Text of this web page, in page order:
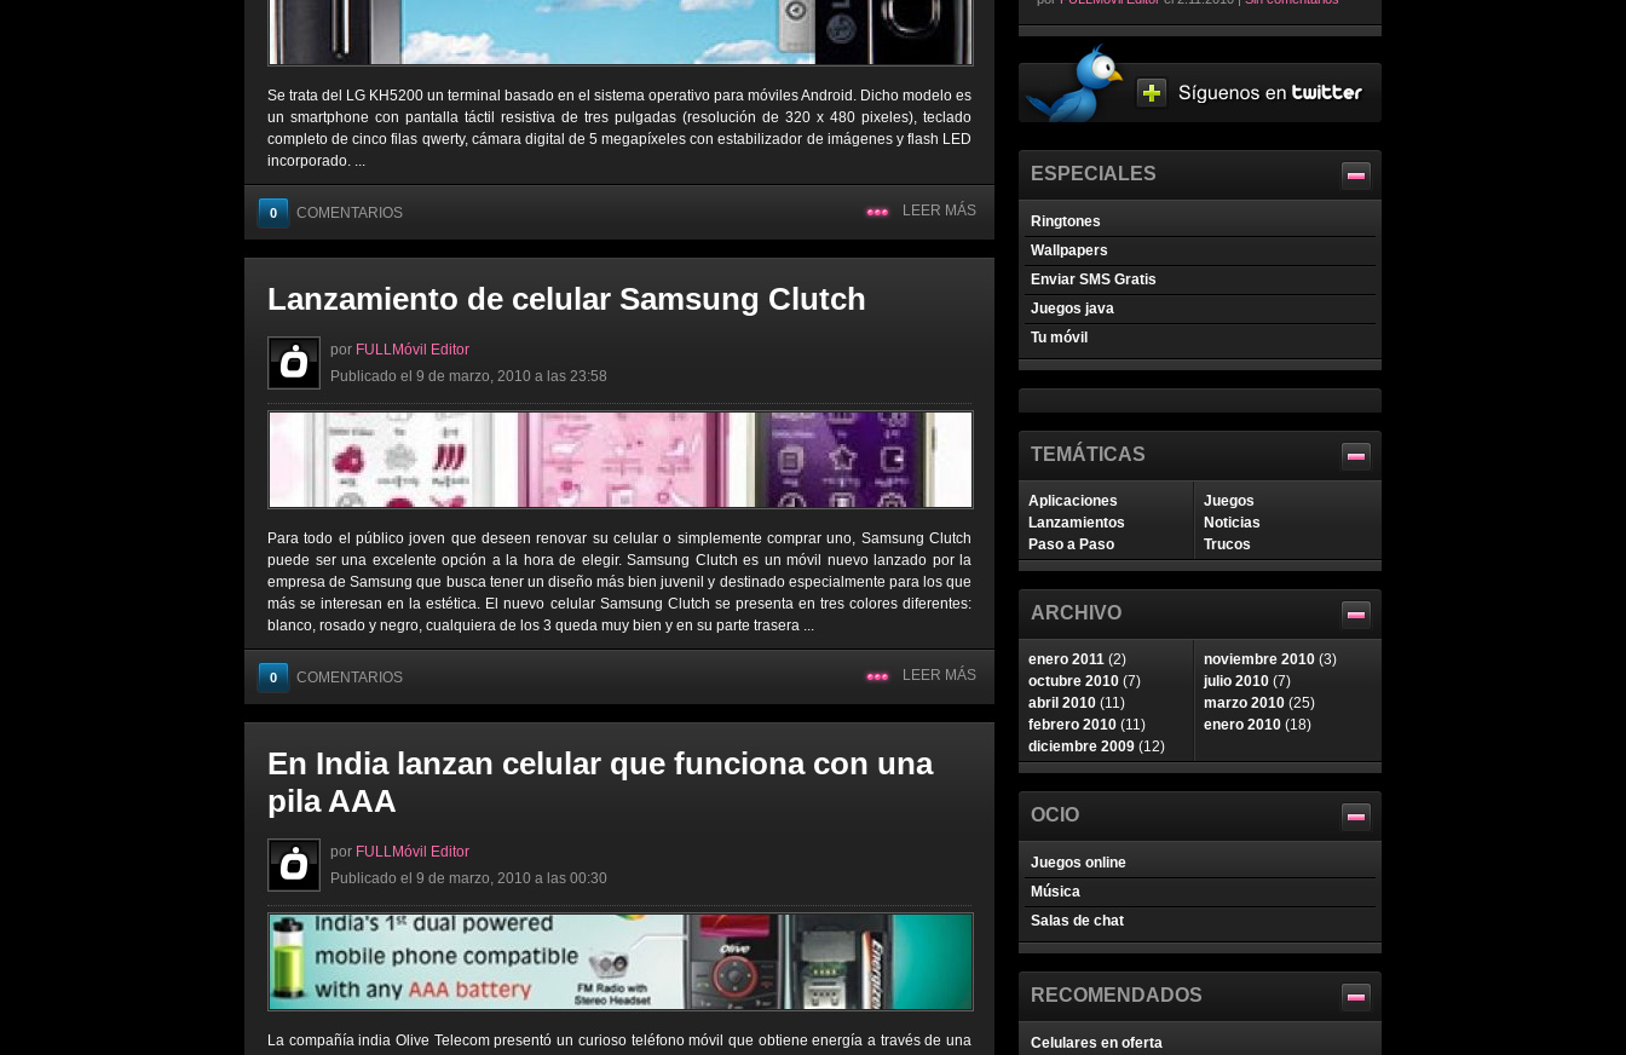
Se trata del LG KH5200 un terminal basado en el sistema operativo para móviles Android. Dicho modelo es
un smartphone con pantalla táctil resistiva de tres pulgadas (resolución de 320 x 480 pixeles), teclado
completo de cinco filas qwerty, cámara digital de 5 megapíxeles con estabilizador de imágenes y flash LED
incorporado. ...
0 COMENTARIOS LEER MÁS
Lanzamiento de celular Samsung Clutch
por FULLMóvil Editor
Publicado el 9 de marzo, 2010 a las 23:58
Para todo el público joven que deseen renovar su celular o simplemente comprar uno, Samsung Clutch
puede ser una excelente opción a la hora de elegir. Samsung Clutch es un móvil nuevo lanzado por la
empresa de Samsung que busca tener un diseño más bien juvenil y destinado especialmente para los que
más se interesan en la estética. El nuevo celular Samsung Clutch se presenta en tres colores diferentes:
blanco, rosado y negro, cualquiera de los 3 queda muy bien y en su parte trasera ...
0 COMENTARIOS LEER MÁS
En India lanzan celular que funciona con una
pila AAA
por FULLMóvil Editor
Publicado el 9 de marzo, 2010 a las 00:30
La compañía india Olive Telecom presentó un curioso teléfono móvil que obtiene energía a través de una
ESPECIALES
Ringtones
Wallpapers
Enviar SMS Gratis
Juegos java
Tu móvil
TEMÁTICAS
Aplicaciones
Juegos
Lanzamientos
Noticias
Paso a Paso
Trucos
ARCHIVO
enero 2011 (2) noviembre 2010 (3)
octubre 2010 (7) julio 2010 (7)
abril 2010 (11) marzo 2010 (25)
febrero 2010 (11) enero 2010 (18)
diciembre 2009 (12)
OCIO
Juegos online
Música
Salas de chat
RECOMENDADOS
Celulares en oferta